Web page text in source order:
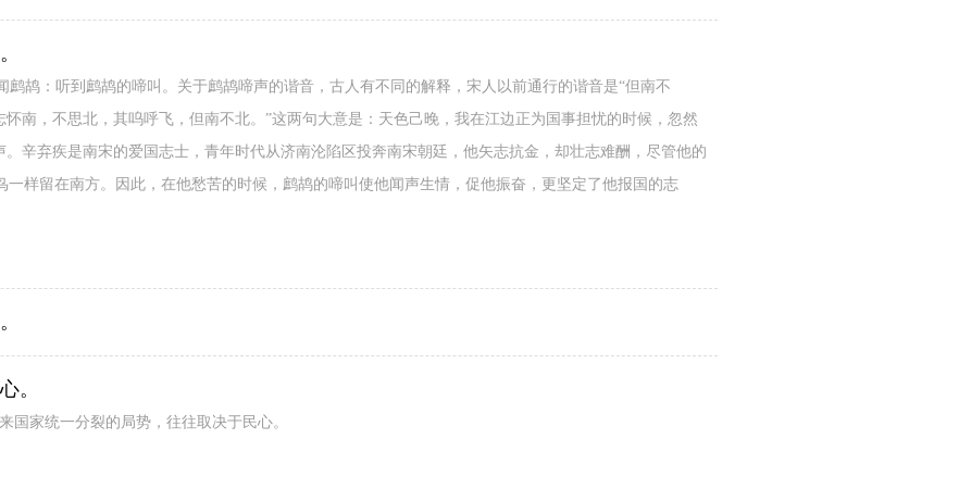
鹧鸪：听到鹧鸪的啼叫。关于鹧鸪啼声的谐音，古人有不同的解释，宋人以前通行的谐音是“但南不
南，不思北，其呜呼飞，但南不北。”这两句大意是：天色己晚，我在江边正为国事担忧的时候，忽然
。辛弃疾是南宋的爱国志士，青年时代从济南沦陷区投奔南宋朝廷，他矢志抗金，却壮志难酬，尽管他的
一样留在南方。因此，在他愁苦的时候，鹧鸪的啼叫使他闻声生情，促他振奋，更坚定了他报国的志
。
国家统一分裂的局势，往往取决于民心。